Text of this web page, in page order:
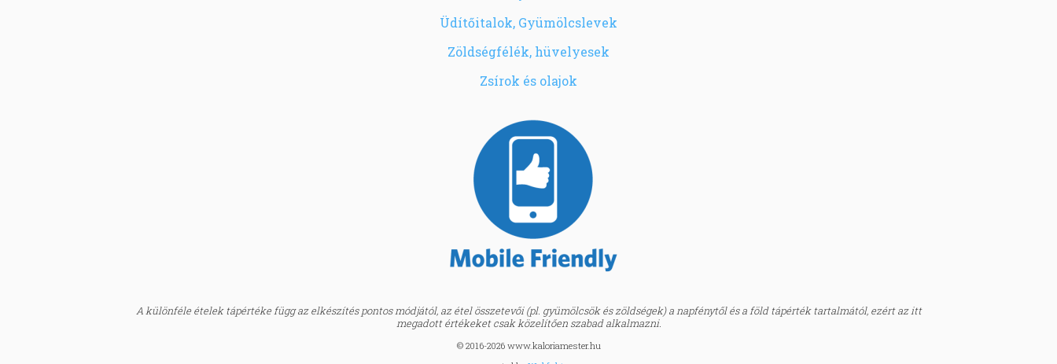
Üdítőitalok, Gyümölcslevek
Zöldségfélék, hüvelyesek
Zsírok és olajok
A különféle ételek tápértéke függ az elkészítés pontos módjától, az étel összetevői (pl. gyümölcsök és zöldségek) a napfénytől és a föld tápérték tartalmától, ezért az itt
megadott értékeket csak közelítően szabad alkalmazni.
© 2016-2026 www.kaloriamester.hu